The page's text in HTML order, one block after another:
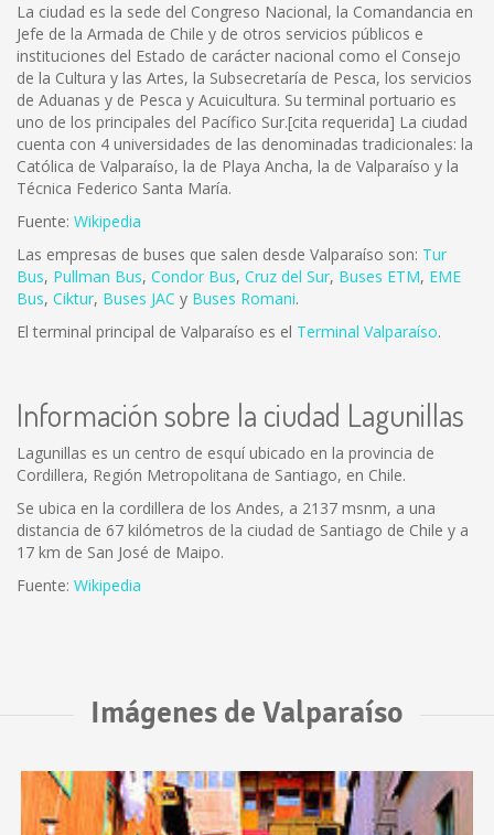
La ciudad es la sede del Congreso Nacional, la Comandancia en
Jefe de la Armada de Chile y de otros servicios públicos e
instituciones del Estado de carácter nacional como el Consejo
de la Cultura y las Artes, la Subsecretaría de Pesca, los servicios
de Aduanas y de Pesca y Acuicultura. Su terminal portuario es
uno de los principales del Pacífico Sur.[cita requerida] La ciudad
cuenta con 4 universidades de las denominadas tradicionales: la
Católica de Valparaíso, la de Playa Ancha, la de Valparaíso y la
Técnica Federico Santa María.
Fuente: Wikipedia
Las empresas de buses que salen desde Valparaíso son: Tur
Bus, Pullman Bus, Condor Bus, Cruz del Sur, Buses ETM, EME
Bus, Ciktur, Buses JAC y Buses Romani.
El terminal principal de Valparaíso es el Terminal Valparaíso.
Información sobre la ciudad Lagunillas
Lagunillas es un centro de esquí ubicado en la provincia de
Cordillera, Región Metropolitana de Santiago, en Chile.
Se ubica en la cordillera de los Andes, a 2137 msnm, a una
distancia de 67 kilómetros de la ciudad de Santiago de Chile y a
17 km de San José de Maipo.
Fuente: Wikipedia
Imágenes de Valparaíso